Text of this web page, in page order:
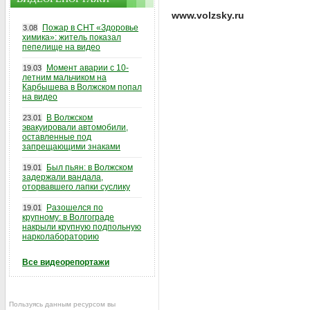
www.volzsky.ru
3.08
Пожар в СНТ «Здоровье
химика»: житель показал
пепелище на видео
19.03
Момент аварии с 10-
летним мальчиком на
Карбышева в Волжском попал
на видео
23.01
В Волжском
эвакуировали автомобили,
оставленные под
запрещающими знаками
19.01
Был пьян: в Волжском
задержали вандала,
оторвавшего лапки суслику
19.01
Разошелся по
крупному: в Волгограде
накрыли крупную подпольную
нарколабораторию
Все видеорепортажи
Пользуясь данным ресурсом вы